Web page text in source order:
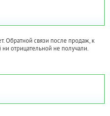
Обратной связи после продаж, к
отрицательной не получали.